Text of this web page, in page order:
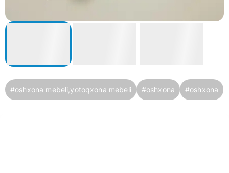
#oshxona mebeli,yotoqxona mebeli #oshxona #oshxona